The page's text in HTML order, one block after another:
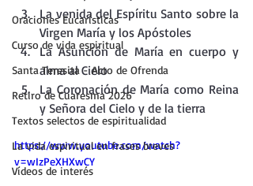
Oraciones Eucarísticas
Curso de vida espiritual
Santa Teresita - Acto de Ofrenda
Retiro de Cuaresma 2026
Textos selectos de espiritualidad
La vida espiritual en frases breves
Vídeos de interés
La venida del Espíritu Santo sobre la
Virgen María y los Apóstoles
La Asunción de María en cuerpo y
alma al Cielo
La Coronación de María como Reina
y Señora del Cielo y de la tierra
https://www.youtube.com/watch?
v=wIzPeXHXwCY